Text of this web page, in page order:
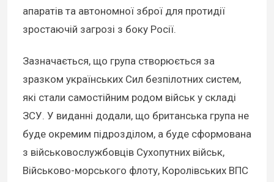
апаратів та автономної зброї для протидії
зростаючій загрозі з боку Росії.
Зазначається, що група створюється за
зразком українських Сил безпілотних систем,
які стали самостійним родом військ у складі
ЗСУ. У виданні додали, що британська група не
буде окремим підрозділом, а буде сформована
з військовослужбовців Сухопутних військ,
Військово-морського флоту, Королівських ВПС